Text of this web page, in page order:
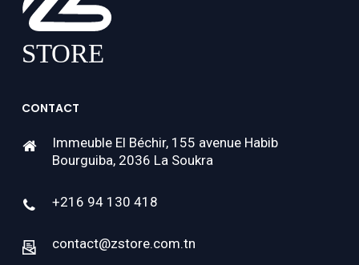
CONTACT
Immeuble El Béchir, 155 avenue Habib
Bourguiba, 2036 La Soukra
+216 94 130 418
contact@zstore.com.tn